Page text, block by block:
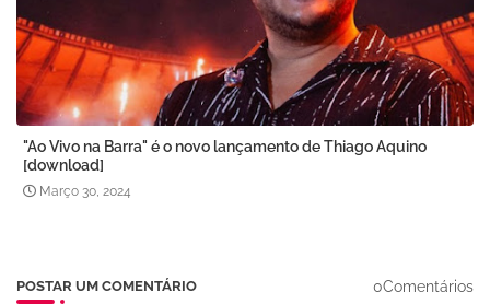
"Ao Vivo na Barra" é o novo lançamento de Thiago Aquino
[download]
Março 30, 2024
POSTAR UM COMENTÁRIO 0Comentários